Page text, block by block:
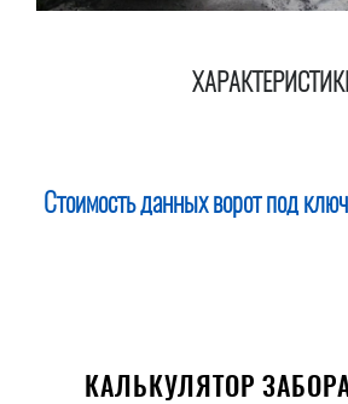
Стоимость данных ворот под
КАЛЬКУЛЯТОР